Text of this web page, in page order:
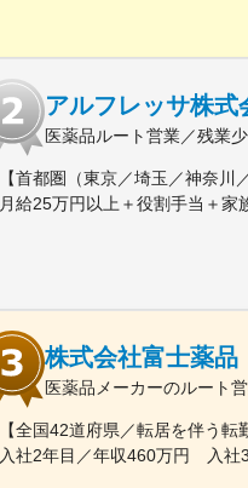
アルフレッサ株式
医薬品ルート営業／残業
株式会社富士薬品
医薬品メーカーのルート
入社2年目／年収460万円 入社